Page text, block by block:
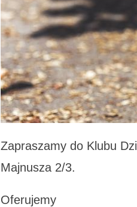
Zapraszamy do Klubu
Majnusza 2/3.
Oferujemy